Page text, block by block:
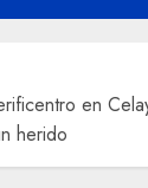
en
herido